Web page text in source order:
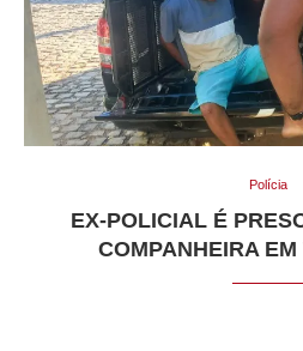
Polícia
EX-POLICIAL É
COMPANHEIRA